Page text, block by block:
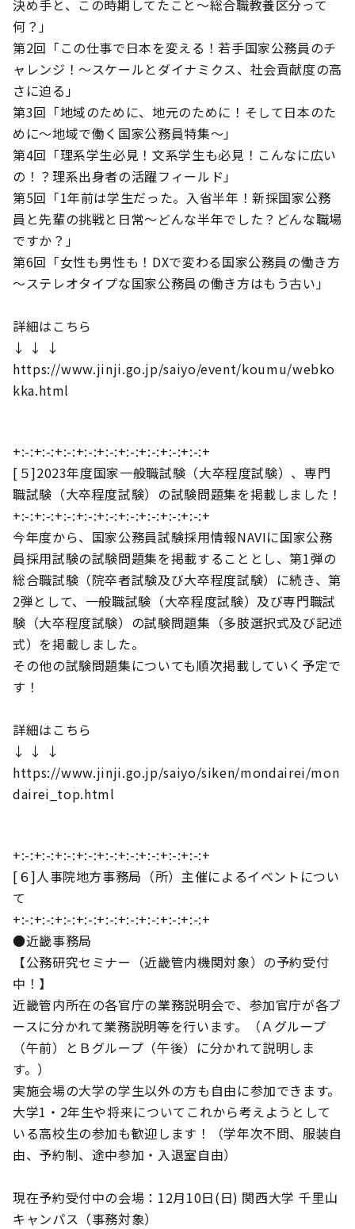
決め手と、この時期してたこと～総合職教養区分って
何？」
第2回「この仕事で日本を変える！若手国家公務員のチ
ャレンジ！～スケールとダイナミクス、社会貢献度の高
さに迫る」
第3回「地域のために、地元のために！そして日本のた
めに～地域で働く国家公務員特集～」
第4回「理系学生必見！文系学生も必見！こんなに広い
の！？理系出身者の活躍フィールド」
第5回「1年前は学生だった。入省半年！新採国家公務
員と先輩の挑戦と日常～どんな半年でした？どんな職場
ですか？」
第6回「女性も男性も！DXで変わる国家公務員の働き方
～ステレオタイプな国家公務員の働き方はもう古い」
詳細はこちら
↓ ↓ ↓
https://www.jinji.go.jp/saiyo/event/koumu/webko
kka.html
+:-:+:-:+:-:+:-:+:-:+:-:+:-:+:-:+:-:+
[５]2023年度国家一般職試験（大卒程度試験）、専門
職試験（大卒程度試験）の試験問題集を掲載しました！
+:-:+:-:+:-:+:-:+:-:+:-:+:-:+:-:+:-:+
今年度から、国家公務員試験採用情報NAVIに国家公務
員採用試験の試験問題集を掲載することとし、第1弾の
総合職試験（院卒者試験及び大卒程度試験）に続き、第
2弾として、一般職試験（大卒程度試験）及び専門職試
験（大卒程度試験）の試験問題集（多肢選択式及び記述
式）を掲載しました。
その他の試験問題集についても順次掲載していく予定で
す！
詳細はこちら
↓ ↓ ↓
https://www.jinji.go.jp/saiyo/siken/mondairei/mon
dairei_top.html
+:-:+:-:+:-:+:-:+:-:+:-:+:-:+:-:+:-:+
[６]人事院地方事務局（所）主催によるイベントについ
て
+:-:+:-:+:-:+:-:+:-:+:-:+:-:+:-:+:-:+
●近畿事務局
【公務研究セミナー（近畿管内機関対象）の予約受付
中！】
近畿管内所在の各官庁の業務説明会で、参加官庁が各ブ
ースに分かれて業務説明等を行います。（Ａグループ
（午前）とＢグループ（午後）に分かれて説明しま
す。）
実施会場の大学の学生以外の方も自由に参加できます。
大学1・2年生や将来についてこれから考えようとして
いる高校生の参加も歓迎します！（学年次不問、服装自
由、予約制、途中参加・入退室自由）
現在予約受付中の会場：12月10日(日) 関西大学 千里山
キャンパス（事務対象）